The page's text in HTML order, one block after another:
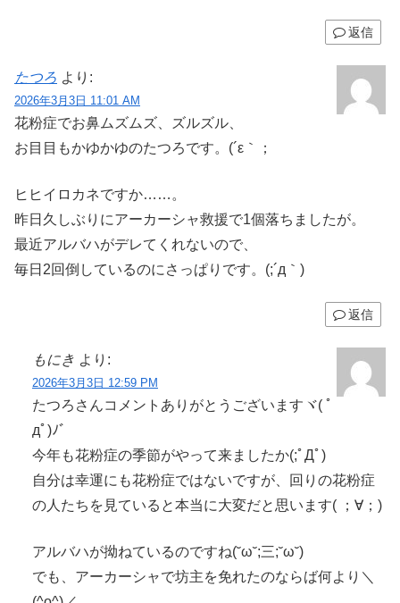
返信
たつろ より:
2026年3月3日 11:01 AM
花粉症でお鼻ムズムズ、ズルズル、
お目目もかゆかゆのたつろです。(´ε｀；
ヒヒイロカネですか……。
昨日久しぶりにアーカーシャ救援で1個落ちましたが。
最近アルバハがデレてくれないので、
毎日2回倒しているのにさっぱりです。(;´д｀)
返信
もにき より:
2026年3月3日 12:59 PM
たつろさんコメントありがとうございますヾ( ﾟ
дﾟ)ﾉ゛
今年も花粉症の季節がやって来ましたか(;ﾟДﾟ)
自分は幸運にも花粉症ではないですが、回りの花粉症
の人たちを見ていると本当に大変だと思います( ；∀；)
アルバハが拗ねているのですね(˘ω˘;三;˘ω˘)
でも、アーカーシャで坊主を免れたのならば何より＼